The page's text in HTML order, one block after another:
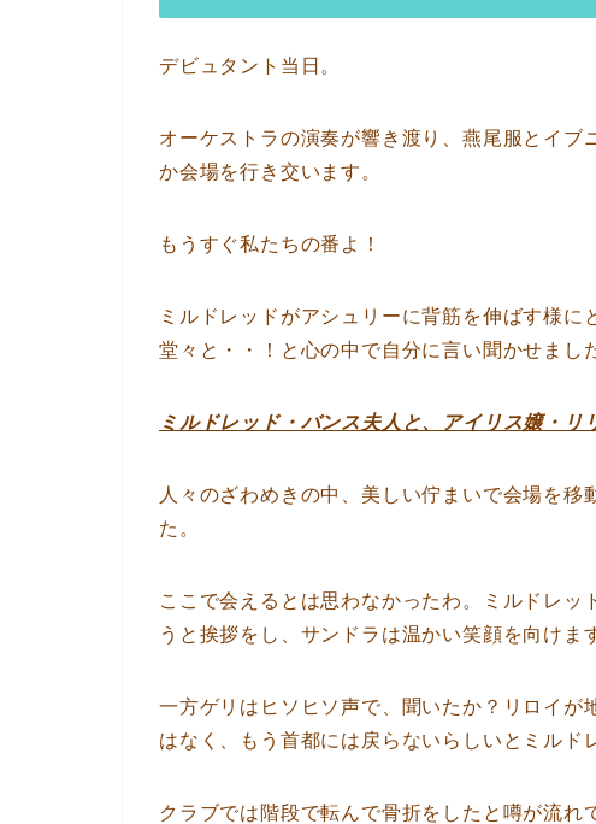
デビュタント当日。
オーケストラの演奏が響き渡り、燕尾服とイ
か会場を行き交います。
もうすぐ私たちの番よ！
ミルドレッドがアシュリーに背筋を伸ばす様
堂々と・・！と心の中で自分に言い聞かせまし
ミルドレッド・バンス夫人と、アイリス嬢・リ
人々のざわめきの中、美しい佇まいで会場を
た。
ここで会えるとは思わなかったわ。ミルドレッ
うと挨拶をし、サンドラは温かい笑顔を向けま
一方ゲリはヒソヒソ声で、聞いたか？リロイ
はなく、もう首都には戻らないらしいとミルド
クラブでは階段で転んで骨折をしたと噂が流